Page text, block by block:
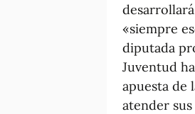
«siempre
diputada
Juventud
apuesta de
atender